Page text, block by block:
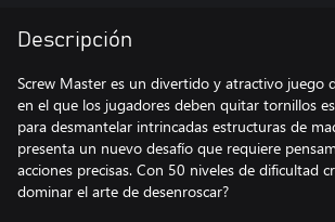
Descripción
Screw Master es un divertido y atractivo juego
en el que los jugadores deben quitar tornillos
para desmantelar intrincadas estructuras de
presenta un nuevo desafío que requiere
acciones precisas. Con 50 niveles de dificultad
dominar el arte de desenroscar?